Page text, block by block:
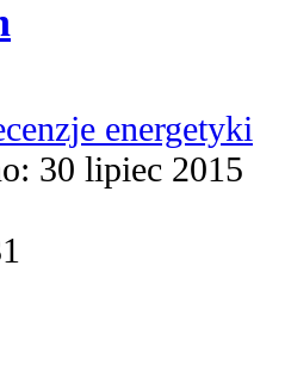
energetyki
30 lipiec 2015